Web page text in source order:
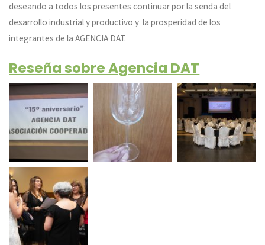
deseando a todos los presentes continuar por la senda del
desarrollo industrial y productivo y la prosperidad de los
integrantes de la AGENCIA DAT.
Reseña sobre Agencia DAT